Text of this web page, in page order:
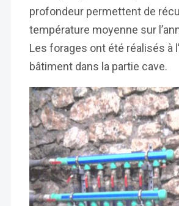
profondeur permettent de
température moyenne sur
Les forages ont été réalisés à
bâtiment dans la partie cave.